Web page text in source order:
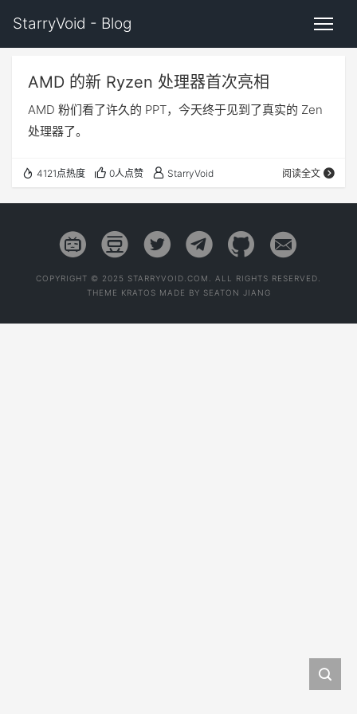
StarryVoid - Blog
AMD 的新 Ryzen 处理器首次亮相
AMD 粉们看了许久的 PPT，今天终于见到了真实的 Zen
处理器了。
4121点热度 0人点赞 StarryVoid 阅读全文
COPYRIGHT © 2025 STARRYVOID.COM. ALL RIGHTS RESERVED.
THEME KRATOS MADE BY SEATON JIANG